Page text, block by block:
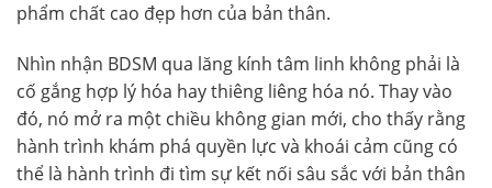
phẩm chất cao đẹp hơn của bản thân.
Nhìn nhận BDSM qua lăng kính tâm linh không phải là
cố gắng hợp lý hóa hay thiêng liêng hóa nó. Thay vào
đó, nó mở ra một chiều không gian mới, cho thấy rằng
hành trình khám phá quyền lực và khoái cảm cũng có
thể là hành trình đi tìm sự kết nối sâu sắc với bản thân